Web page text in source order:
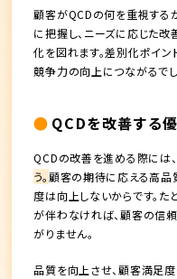
顧客がQCDの何を重視する
に把握し、ニーズに応じた
化を図れます。差別化ポイン
競争力の向上につながるでし
QCDを改善する
QCDの改善を進める際には、
う。顧客の期待に応える高品
度は向上しないからです。た
が伴わなければ、顧客の信頼
がりません。
品質を向上させ、顧客満足